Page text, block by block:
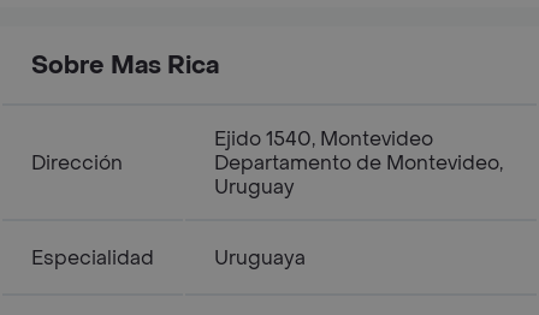
Sobre Mas Rica
Dirección
Ejido 1540, Montevideo
Departamento de Montevideo,
Uruguay
Especialidad Uruguaya